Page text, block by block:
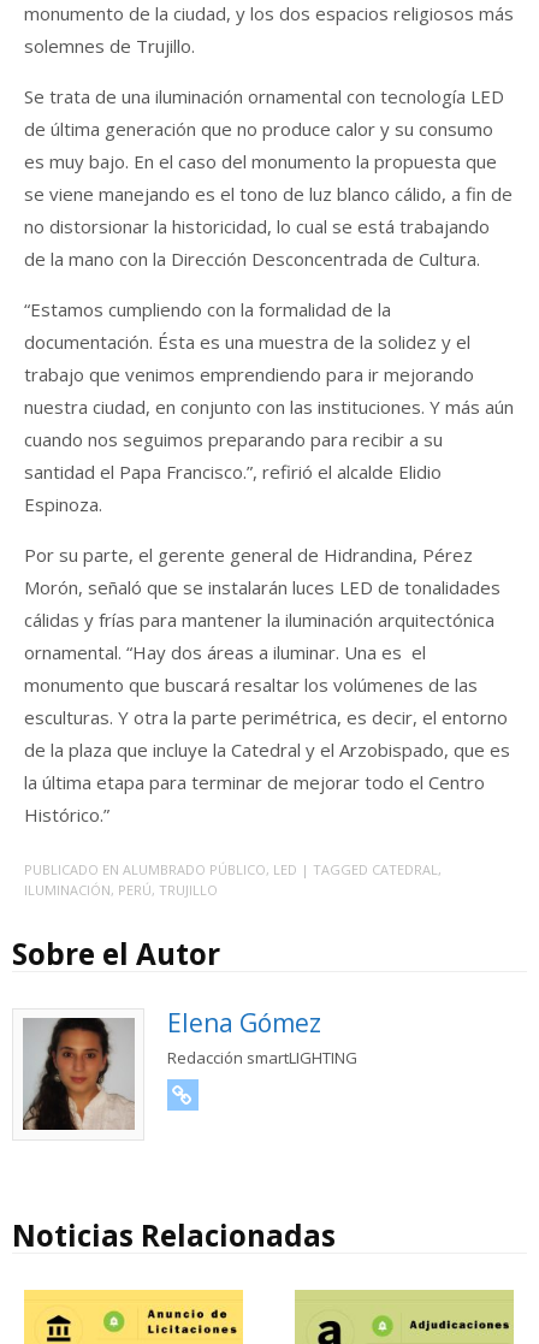
monumento de la ciudad, y los dos espacios religiosos más
solemnes de Trujillo.
Se trata de una iluminación ornamental con tecnología LED
de última generación que no produce calor y su consumo
es muy bajo. En el caso del monumento la propuesta que
se viene manejando es el tono de luz blanco cálido, a fin de
no distorsionar la historicidad, lo cual se está trabajando
de la mano con la Dirección Desconcentrada de Cultura.
“Estamos cumpliendo con la formalidad de la
documentación. Ésta es una muestra de la solidez y el
trabajo que venimos emprendiendo para ir mejorando
nuestra ciudad, en conjunto con las instituciones. Y más aún
cuando nos seguimos preparando para recibir a su
santidad el Papa Francisco.”, refirió el alcalde Elidio
Espinoza.
Por su parte, el gerente general de Hidrandina, Pérez
Morón, señaló que se instalarán luces LED de tonalidades
cálidas y frías para mantener la iluminación arquitectónica
ornamental. “Hay dos áreas a iluminar. Una es el
monumento que buscará resaltar los volúmenes de las
esculturas. Y otra la parte perimétrica, es decir, el entorno
de la plaza que incluye la Catedral y el Arzobispado, que es
la última etapa para terminar de mejorar todo el Centro
Histórico.”
PUBLICADO EN ALUMBRADO PÚBLICO, LED | TAGGED CATEDRAL ,
ILUMINACIÓN, PERÚ, TRUJILLO
Sobre el Autor
Elena Gómez
Redacción smartLIGHTING
Noticias Relacionadas